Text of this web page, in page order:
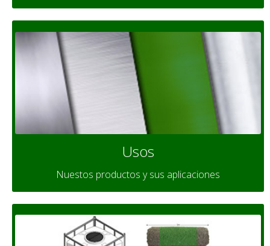
Usos
Nuestos productos y sus aplicaciones